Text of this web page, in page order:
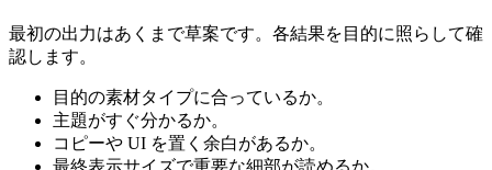
最初の出力はあくまで草案です。各結果を目的に照らして確
認します。
目的の素材タイプに合っているか。
主題がすぐ分かるか。
コピーや UI を置く余白があるか。